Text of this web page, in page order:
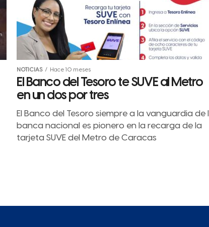
NOTICIAS Hace 10 meses
El Banco del Tesoro te SUVE al Metro
en un dos por tres
El Banco del Tesoro siempre a la vanguardia de
banca nacional es pionero en la recarga de la
tarjeta SUVE del Metro de Caracas